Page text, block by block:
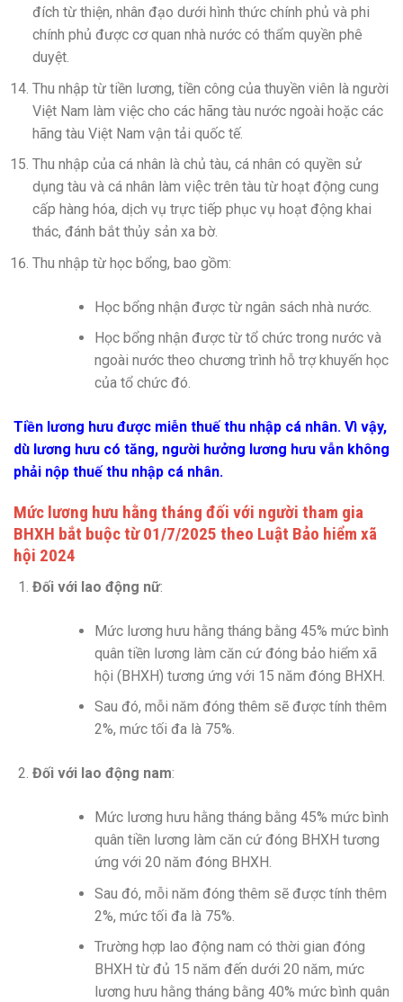
đích từ thiện, nhân đạo dưới hình thức chính phủ và phi
chính phủ được cơ quan nhà nước có thẩm quyền phê
duyệt.
Thu nhập từ tiền lương, tiền công của thuyền viên là người
Việt Nam làm việc cho các hãng tàu nước ngoài hoặc các
hãng tàu Việt Nam vận tải quốc tế.
Thu nhập của cá nhân là chủ tàu, cá nhân có quyền sử
dụng tàu và cá nhân làm việc trên tàu từ hoạt động cung
cấp hàng hóa, dịch vụ trực tiếp phục vụ hoạt động khai
thác, đánh bắt thủy sản xa bờ.
Thu nhập từ học bổng, bao gồm:
Học bổng nhận được từ ngân sách nhà nước.
Học bổng nhận được từ tổ chức trong nước và
ngoài nước theo chương trình hỗ trợ khuyến học
của tổ chức đó.
Tiền lương hưu được miễn thuế thu nhập cá nhân. Vì vậy,
dù lương hưu có tăng, người hưởng lương hưu vẫn không
phải nộp thuế thu nhập cá nhân.
Mức lương hưu hằng tháng đối với người tham gia
BHXH bắt buộc từ 01/7/2025 theo Luật Bảo hiểm xã
hội 2024
Đối với lao động nữ:
Mức lương hưu hằng tháng bằng 45% mức bình
quân tiền lương làm căn cứ đóng bảo hiểm xã
hội (BHXH) tương ứng với 15 năm đóng BHXH.
Sau đó, mỗi năm đóng thêm sẽ được tính thêm
2%, mức tối đa là 75%.
Đối với lao động nam:
Mức lương hưu hằng tháng bằng 45% mức bình
quân tiền lương làm căn cứ đóng BHXH tương
ứng với 20 năm đóng BHXH.
Sau đó, mỗi năm đóng thêm sẽ được tính thêm
2%, mức tối đa là 75%.
Trường hợp lao động nam có thời gian đóng
BHXH từ đủ 15 năm đến dưới 20 năm, mức
lương hưu hằng tháng bằng 40% mức bình quân